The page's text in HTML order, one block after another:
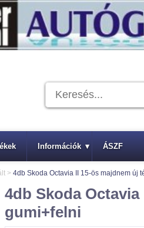
Információk ▾ ÁSZF
> 4db Skoda Octavia II 15-ös majdnem új
4db Skoda
gumi+felni